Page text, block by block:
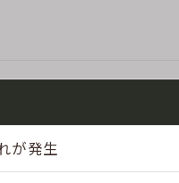
が発生